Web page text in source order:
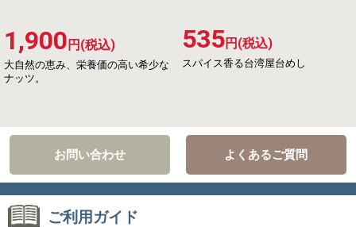
大自然の恵み、栄養価の高い希少な
ナッツ。
1,900 円(税込)
スパイス香る台湾屋台めし
535円(税込)
お問い合わせ よくあるご質問
ご利用ガイド